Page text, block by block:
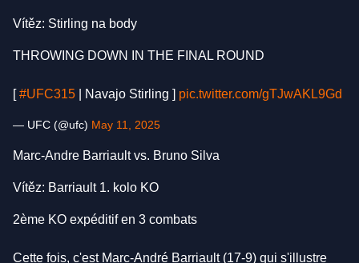
Vítěz: Stirling na body
THROWING DOWN IN THE FINAL ROUND
[#UFC315 | Navajo Stirling ] pic.twitter.com/gTJwAKL9Gd
— UFC (@ufc) May 11, 2025
Marc-Andre Barriault vs. Bruno Silva
Vítěz: Barriault 1. kolo KO
2ème KO expéditif en 3 combats
Cette fois, c'est Marc-André Barriault (17-9) qui s'illustre